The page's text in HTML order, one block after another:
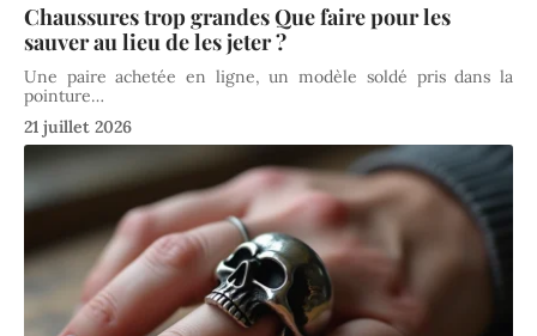
Chaussures trop grandes Que faire pour les
sauver au lieu de les jeter ?
Une paire achetée en ligne, un modèle soldé pris dans la
pointure…
21 juillet 2026